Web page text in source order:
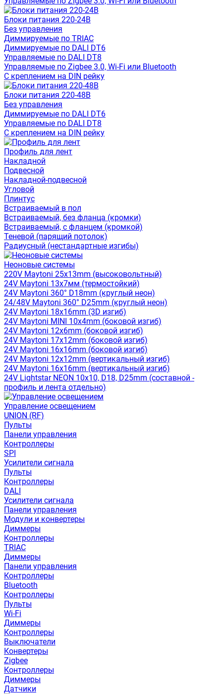
Блоки питания 220-24В
Без управления
Диммируемые по TRIAC
Диммируемые по DALI DT6
Управляемые по DALI DT8
Управляемые по Zigbee 3.0, Wi-Fi или Bluetooth
С креплением на DIN рейку
Блоки питания 220-48В
Без управления
Диммируемые по DALI DT6
Управляемые по DALI DT8
С креплением на DIN рейку
Профиль для лент
Накладной
Подвесной
Накладной-подвесной
Угловой
Плинтус
Встраиваемый в пол
Встраиваемый, без фланца (кромки)
Встраиваемый, с фланцем (кромкой)
Теневой (парящий потолок)
Радиусный (нестандартные изгибы)
Неоновые системы
220V Maytoni 25x13mm (высоковольтный)
24V Maytoni 13x7мм (термостойкий)
24V Maytoni 360° D18mm (круглый неон)
24/48V Maytoni 360° D25mm (круглый неон)
24V Maytoni 18x16mm (3D изгиб)
24V Maytoni MINI 10x4mm (боковой изгиб)
24V Maytoni 12x6mm (боковой изгиб)
24V Maytoni 17x12mm (боковой изгиб)
24V Maytoni 16x16mm (боковой изгиб)
24V Maytoni 12x12mm (вертикальный изгиб)
24V Maytoni 16x16mm (вертикальный изгиб)
24V Lightstar NEON 10x10, D18, D25mm (составной -
профиль и лента отдельно)
Управление освещением
UNION (RF)
Пульты
Панели управления
Контроллеры
SPI
Усилители сигнала
Пульты
Контроллеры
DALI
Усилители сигнала
Панели управления
Модули и конвертеры
Диммеры
Контроллеры
TRIAC
Диммеры
Панели управления
Контроллеры
Bluetooth
Контроллеры
Пульты
Wi-Fi
Диммеры
Контроллеры
Выключатели
Конвертеры
Zigbee
Контроллеры
Диммеры
Датчики